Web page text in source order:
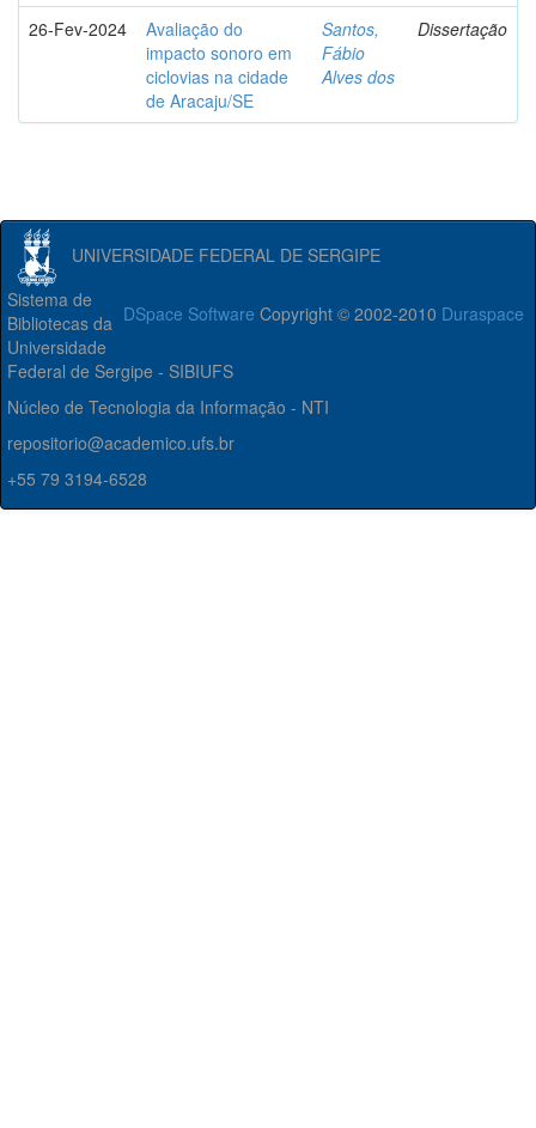
26-Fev-2024
Avaliação do
impacto sonoro em
ciclovias na cidade
de Aracaju/SE
Santos,
Fábio
Alves dos
Dissertação
UNIVERSIDADE FEDERAL DE SERGIPE
DSpace Software Copyright © 2002-2010 Duraspace
Sistema de
Bibliotecas da
Universidade
Federal de Sergipe - SIBIUFS
Núcleo de Tecnologia da Informação - NTI
repositorio@academico.ufs.br
+55 79 3194-6528